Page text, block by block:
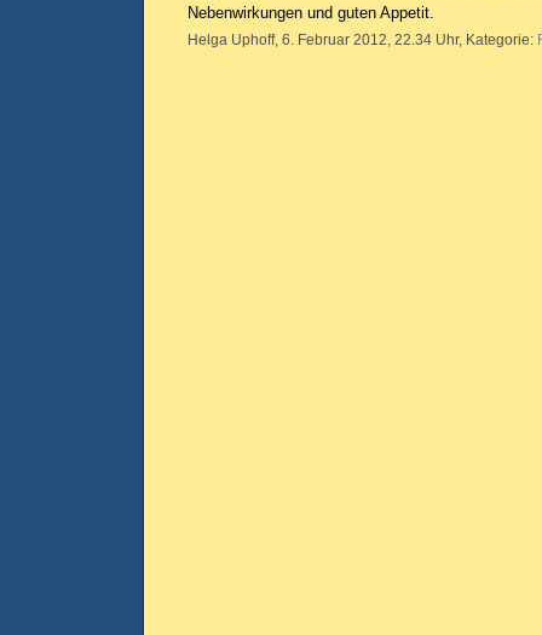
Nebenwirkungen und guten Appetit.
Helga Uphoff, 6. Februar 2012, 22.34 Uhr, Kategorie: